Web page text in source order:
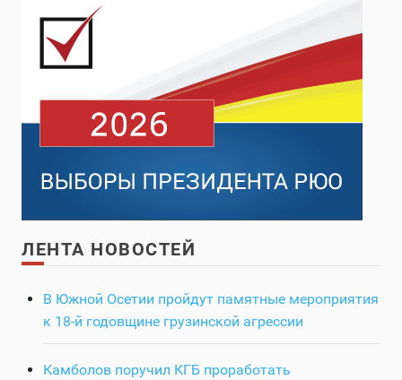
ЛЕНТА НОВОСТЕЙ
В Южной Осетии пройдут памятные мероприятия
к 18-й годовщине грузинской агрессии
Камболов поручил КГБ проработать